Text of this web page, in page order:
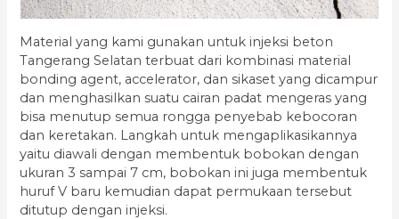
Material yang kami gunakan untuk injeksi beton
Tangerang Selatan terbuat dari kombinasi material
bonding agent, accelerator, dan sikaset yang dicampur
dan menghasilkan suatu cairan padat mengeras yang
bisa menutup semua rongga penyebab kebocoran
dan keretakan. Langkah untuk mengaplikasikannya
yaitu diawali dengan membentuk bobokan dengan
ukuran 3 sampai 7 cm, bobokan ini juga membentuk
huruf V baru kemudian dapat permukaan tersebut
ditutup dengan injeksi.